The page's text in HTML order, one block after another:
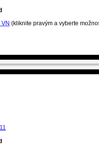
VN (kliknite pravým a vyberte